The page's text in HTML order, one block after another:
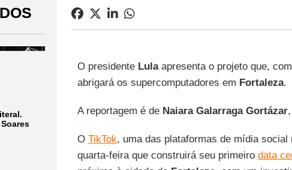
O presidente Lulaapresenta o projeto que,
abrigará os supercomputadores em Fortaleza.
A reportagem é de Naiara Galarraga Gortázar
O TikTok, uma das plataformas de mídia
quarta-feira que construirá seu primeiro data